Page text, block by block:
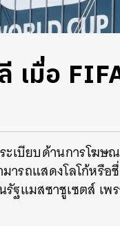
เมื่อ
เบียบด้านการโฆ
ารถแสดงโลโก้หรื
ฐแมสซาชูเซตส์ เพ